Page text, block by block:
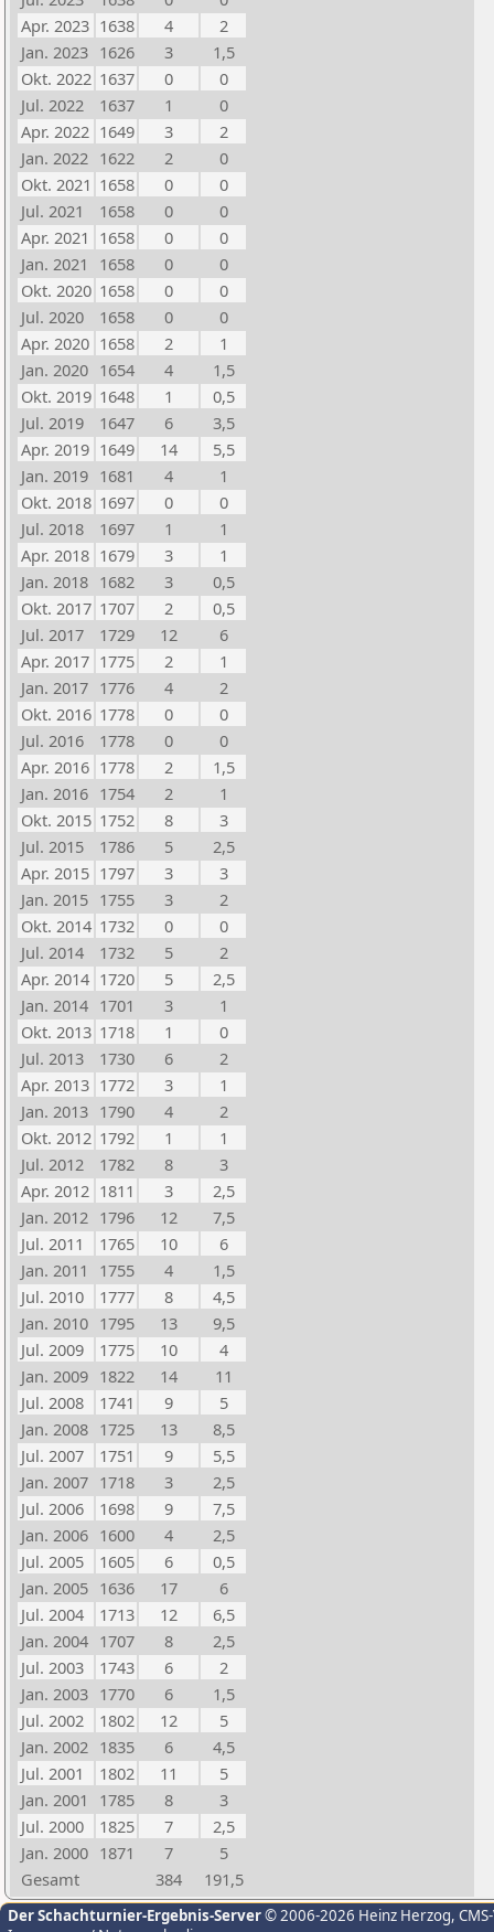
Apr. 2023 1638 4
2
Jan. 2023 1626 3
1,5
Okt. 2022 1637 0
0
Jul. 2022
1637 1
0
Apr. 2022 1649 3
2
Jan. 2022 1622 2
0
Okt. 2021 1658 0
0
Jul. 2021
1658 0
0
Apr. 2021 1658 0
0
Jan. 2021
1658 0
0
Okt. 2020 1658 0
0
Jul. 2020
1658 0
0
Apr. 2020 1658 2
1
Jan. 2020 1654 4
1,5
Okt. 2019 1648 1
0,5
Jul. 2019
1647 6
3,5
Apr. 2019 1649 14
5,5
Jan. 2019 1681 4
1
Okt. 2018 1697 0
0
Jul. 2018
1697 1
1
Apr. 2018 1679 3
1
Jan. 2018 1682 3
0,5
Okt. 2017 1707 2
0,5
Jul. 2017
1729 12
6
Apr. 2017 1775 2
1
Jan. 2017 1776 4
2
Okt. 2016 1778 0
0
Jul. 2016
1778 0
0
Apr. 2016 1778 2
1,5
Jan. 2016 1754 2
1
Okt. 2015 1752 8
3
Jul. 2015
1786 5
2,5
Apr. 2015 1797 3
3
Jan. 2015 1755 3
2
Okt. 2014 1732 0
0
Jul. 2014
1732 5
2
Apr. 2014 1720 5
2,5
Jan. 2014 1701 3
1
Okt. 2013 1718 1
0
Jul. 2013
1730 6
2
Apr. 2013 1772 3
1
Jan. 2013 1790 4
2
Okt. 2012 1792 1
1
Jul. 2012
1782 8
3
Apr. 2012 1811 3
2,5
Jan. 2012 1796 12
7,5
Jul. 2011
1765 10
6
Jan. 2011
1755 4
1,5
Jul. 2010
1777 8
4,5
Jan. 2010 1795 13
9,5
Jul. 2009
1775 10
4
Jan. 2009 1822 14
11
Jul. 2008
1741 9
5
Jan. 2008 1725 13
8,5
Jul. 2007
1751 9
5,5
Jan. 2007 1718 3
2,5
Jul. 2006
1698 9
7,5
Jan. 2006 1600 4
2,5
Jul. 2005
1605 6
0,5
Jan. 2005 1636 17
6
Jul. 2004
1713 12
6,5
Jan. 2004 1707 8
2,5
Jul. 2003
1743 6
2
Jan. 2003 1770 6
1,5
Jul. 2002
1802 12
5
Jan. 2002 1835 6
4,5
Jul. 2001
1802 11
5
Jan. 2001
1785 8
3
Jul. 2000
1825 7
2,5
Jan. 2000 1871 7
5
Gesamt
384 191,5
Der Schachturnier-Ergebnis-Server© 2006-2026 Heinz Herzog,